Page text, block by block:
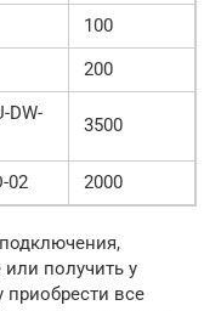
100
200
DW-
3500
02 2000
получить у
приобрести все